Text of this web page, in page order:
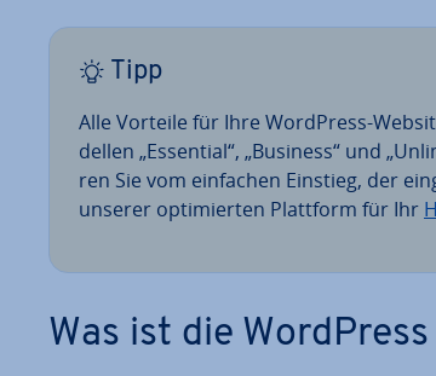
Tipp
Alle Vorteile für Ihre WordPress-
del­len „Essential“, „Business“ und
ren Sie vom einfachen Einstieg, der
unserer op­ti­mier­ten Plattform für Ihr
Was ist die WordPress